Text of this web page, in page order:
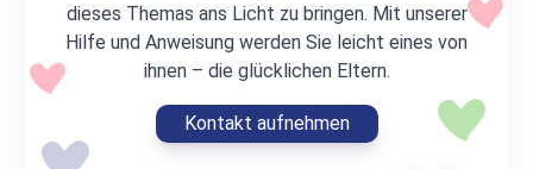
dieses Themas ans Licht zu bringen. Mit unserer
Hilfe und Anweisung werden Sie leicht eines von
ihnen – die glücklichen Eltern.
Kontakt aufnehmen